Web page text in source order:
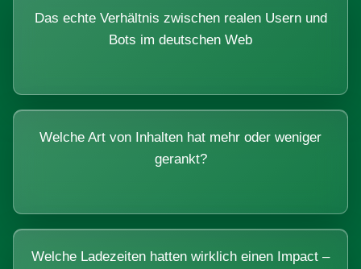
Das echte Verhältnis zwischen realen Usern und
Bots im deutschen Web
Welche Art von Inhalten hat mehr oder weniger
gerankt?
Welche Ladezeiten hatten wirklich einen Impact –